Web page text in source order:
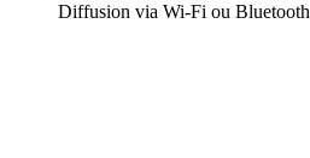
Diffusion via Wi-Fi ou Bluetooth